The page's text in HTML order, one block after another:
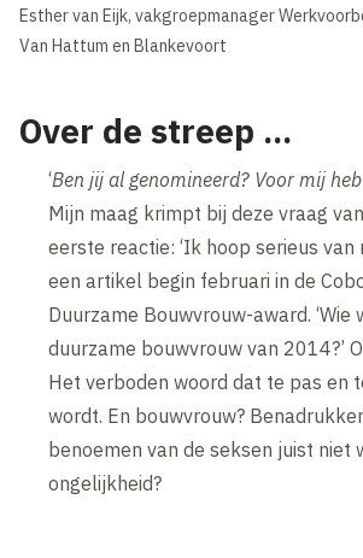
Esther van Eijk, vakgroepmanager
Van Hattum en Blankevoort
Over de streep ...
‘Ben jij al genomineerd? Voor mij
Mijn maag krimpt bij deze vraag
eerste reactie: ‘Ik hoop serieus van
een artikel begin februari in de
Duurzame Bouwvrouw-award. ‘Wie
duurzame bouwvrouw van 2014?’
Het verboden woord dat te pas en
wordt. En bouwvrouw?
benoemen van de seksen juist niet
ongelijkheid?